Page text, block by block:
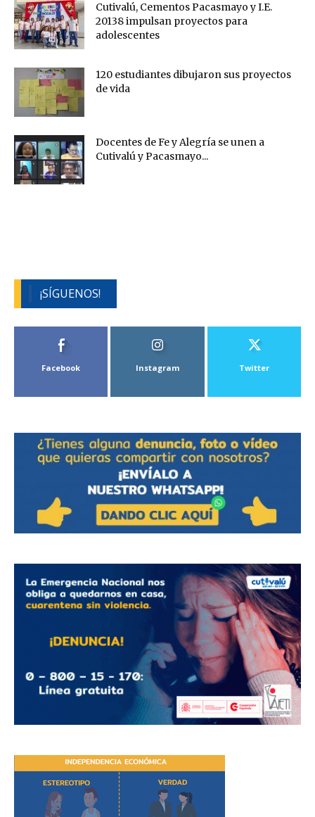
Cutivalú, Cementos Pacasmayo y I.E.
20138 impulsan proyectos para
adolescentes
120 estudiantes dibujaron sus proyectos
de vida
Docentes de Fe y Alegría se unen a
Cutivalú y Pacasmayo...
¡SÍGUENOS!